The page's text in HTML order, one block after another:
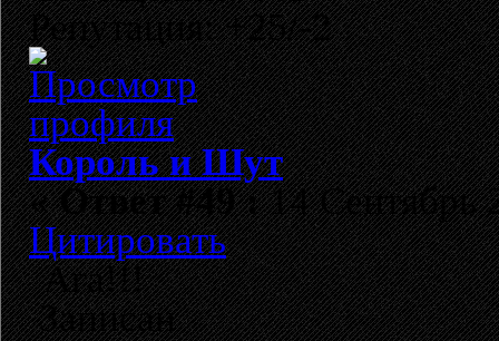
Репутация: +25/-2
Король и Шут
«Ответ #49 :14 Сентябрь
Цитировать
Ага!!!
Записан